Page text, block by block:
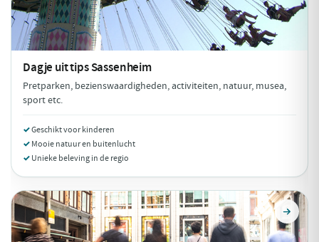
Dagje uit tipsSassenheim
Pretparken, bezienswaardigheden, activiteiten, natuur, musea,
sport etc.
Geschikt voor kinderen
Mooie natuur en buitenlucht
Unieke beleving in de regio